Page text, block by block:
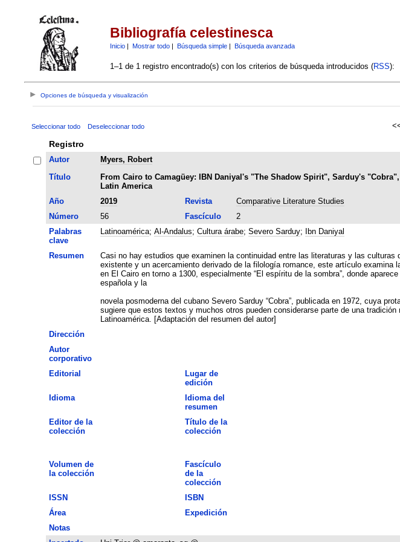
Bibliografía celestinesca
Inicio| Mostrar todo| Búsqueda simple| Búsqueda avanzada
1–1 de 1 registro encontrado(s) con los criterios de búsqueda introducidos (RSS):
Opciones de búsqueda y visualización
Seleccionar todo Deseleccionar todo
Registro
Autor
Myers, Robert
Título
From Cairo to Camagüey: IBN Daniyal's "The Shadow Spirit", Sarduy's
Latin America
Año 2019 Revista Comparative Literature Studies
Número
56 Fascículo 2
Palabras
clave
Latinoamérica; Al-Andalus; Cultura árabe; Severo Sarduy; Ibn Daniyal
Resumen
Casi no hay estudios que examinen la continuidad entre las literaturas y las
existente y un acercamiento derivado de la filología romance, este artículo
en El Cairo en torno a 1300, especialmente “El espíritu de la sombra”, donde
española y la
novela posmoderna del cubano Severo Sarduy “Cobra”, publicada en 1972, cuya
sugiere que estos textos y muchos otros pueden considerarse parte de una
Latinoamérica. [Adaptación del resumen del autor]
Dirección
Autor
corporativo
Editorial
Lugar de
edición
Idioma
Idioma del
resumen
Editor de la
colección
Título de la
colección
Volumen de
la colección
Fascículo
de la
colección
ISSN ISBN
Área
Expedición
Notas